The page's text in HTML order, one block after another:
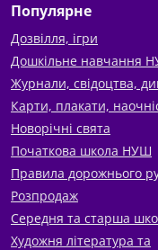
Популярне
Дозвілля, ігри
Дошкільне навчання
Журнали, свідоцтва,
Карти, плакати,
Новорічні свята
Початкова школа НУШ
Правила дорожнього
Розпродаж
Середня та старша
Художня література та